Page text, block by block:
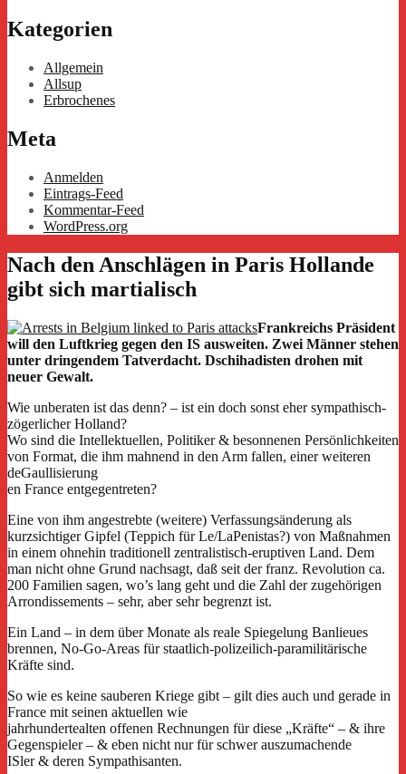
Kategorien
Allgemein
Allsup
Erbrochenes
Meta
Anmelden
Eintrags-Feed
Kommentar-Feed
WordPress.org
Nach den Anschlägen in Paris Hollande
gibt sich martialisch
Frankreichs Präsident
will den Luftkrieg gegen den IS ausweiten. Zwei Männer stehen
unter dringendem Tatverdacht. Dschihadisten drohen mit
neuer Gewalt.
Wie unberaten ist das denn? – ist ein doch sonst eher sympathisch-
zögerlicher Holland?
Wo sind die Intellektuellen, Politiker & besonnenen Persönlichkeiten
von Format, die ihm mahnend in den Arm fallen, einer weiteren
deGaullisierung
en France entgegentreten?
Eine von ihm angestrebte (weitere) Verfassungsänderung als
kurzsichtiger Gipfel (Teppich für Le/LaPenistas?) von Maßnahmen
in einem ohnehin traditionell zentralistisch-eruptiven Land. Dem
man nicht ohne Grund nachsagt, daß seit der franz. Revolution ca.
200 Familien sagen, wo’s lang geht und die Zahl der zugehörigen
Arrondissements – sehr, aber sehr begrenzt ist.
Ein Land – in dem über Monate als reale Spiegelung Banlieues
brennen, No-Go-Areas für staatlich-polizeilich-paramilitärische
Kräfte sind.
So wie es keine sauberen Kriege gibt – gilt dies auch und gerade in
France mit seinen aktuellen wie
jahrhundertealten offenen Rechnungen für diese „Kräfte“ – & ihre
Gegenspieler – & eben nicht nur für schwer auszumachende
ISler & deren Sympathisanten.